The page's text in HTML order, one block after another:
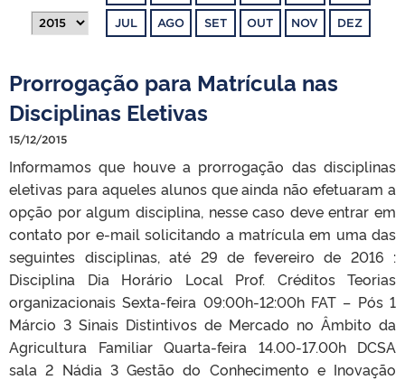
TELEFONES
JUL AGO SET OUT NOV DEZ
Prorrogação para Matrícula nas
Disciplinas Eletivas
15/12/2015
Informamos que houve a prorrogação das disciplinas
eletivas para aqueles alunos que ainda não efetuaram a
opção por algum disciplina, nesse caso deve entrar em
contato por e-mail solicitando a matrícula em uma das
seguintes disciplinas, até 29 de fevereiro de 2016 :
Disciplina Dia Horário Local Prof. Créditos Teorias
organizacionais Sexta-feira 09:00h-12:00h FAT – Pós 1
Márcio 3 Sinais Distintivos de Mercado no Âmbito da
Agricultura Familiar Quarta-feira 14.00-17.00h DCSA
sala 2 Nádia 3 Gestão do Conhecimento e Inovação